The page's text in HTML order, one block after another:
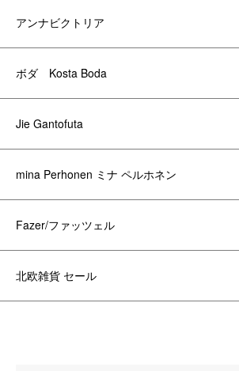
アンナビクトリア
ボダ Kosta Boda
Jie Gantofuta
mina Perhonen ミナ ペルホネン
Fazer/ファッツェル
北欧雑貨 セール